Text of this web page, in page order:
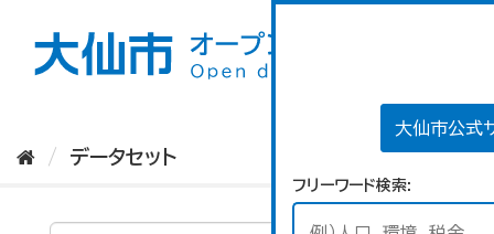
大仙市公式
フリーワード検索
データセット